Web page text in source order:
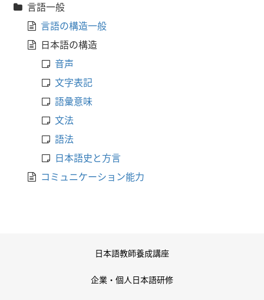
言語一般
言語の構造一般
日本語の構造
音声
文字表記
語彙意味
文法
語法
日本語史と方言
コミュニケーション能力
日本語教師養成講座
企業・個人日本語研修